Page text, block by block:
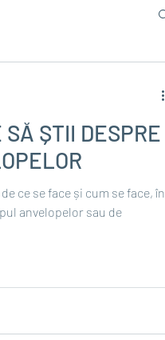
ȘTII DESPRE
ce se face și cum se face, în
anvelopelor sau de